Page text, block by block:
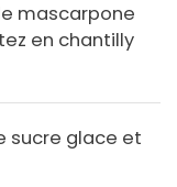
mascarpone
en chantilly
sucre glace et